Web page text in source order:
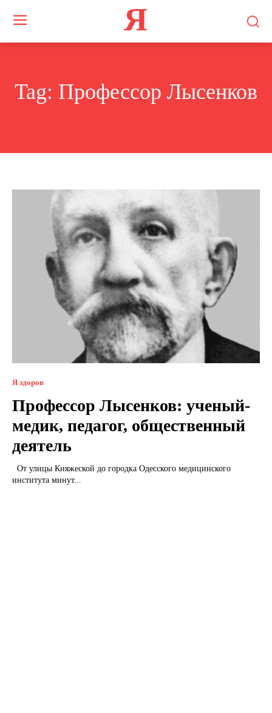
Я
Tag: Профессор Лысенков
Я здоров
Профессор Лысенков: ученый-
медик, педагог, общественный
деятель
института минут...